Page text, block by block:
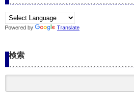
Powered by Translate
検索